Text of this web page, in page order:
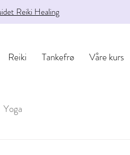
Reiki Tankefrø Våre kurs
Reiki Healing
Yoga